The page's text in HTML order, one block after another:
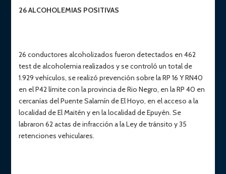
26 ALCOHOLEMIAS POSITIVAS
26 conductores alcoholizados fueron detectados en 462
test de alcoholemia realizados y se controló un total de
1.929 vehículos, se realizó prevención sobre la RP 16 Y RN40
en el P42 límite con la provincia de Rio Negro, en la RP 40 en
cercanías del Puente Salamín de El Hoyo, en el acceso a la
localidad de El Maitén y en la localidad de Epuyén. Se
labraron 62 actas de infracción a la Ley de tránsito y 35
retenciones vehiculares.